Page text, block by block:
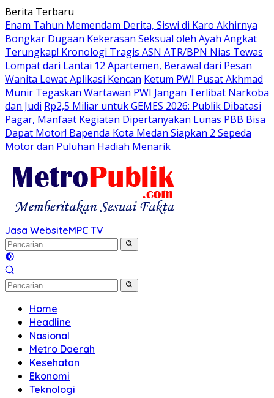
Langsung
ke
konten
Berita Terbaru
Enam Tahun Memendam Derita, Siswi di Karo Akhirnya
Bongkar Dugaan Kekerasan Seksual oleh Ayah Angkat
Terungkap! Kronologi Tragis ASN ATR/BPN Nias Tewas
Lompat dari Lantai 12 Apartemen, Berawal dari Pesan
Wanita Lewat Aplikasi Kencan Ketum PWI Pusat Akhmad
Munir Tegaskan Wartawan PWI Jangan Terlibat Narkoba
dan Judi Rp2,5 Miliar untuk GEMES 2026: Publik Dibatasi
Pagar, Manfaat Kegiatan Dipertanyakan Lunas PBB Bisa
Dapat Motor! Bapenda Kota Medan Siapkan 2 Sepeda
Motor dan Puluhan Hadiah Menarik
Jasa WebsiteMPC TV
Home
Headline
Nasional
Metro Daerah
Kesehatan
Ekonomi
Teknologi